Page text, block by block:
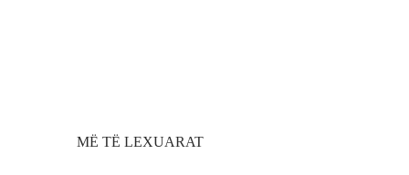
MË TË LEXUARAT